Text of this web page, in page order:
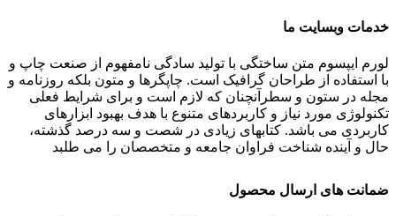
خدمات وبسایت ما
لورم ایپسوم متن ساختگی با تولید سادگی نامفهوم از صنعت چاپ و
با استفاده از طراحان گرافیک است. چاپگرها و متون بلکه روزنامه و
مجله در ستون و سطرآنچنان که لازم است و برای شرایط فعلی
تکنولوژی مورد نیاز و کاربردهای متنوع با هدف بهبود ابزارهای
کاربردی می باشد. کتابهای زیادی در شصت و سه درصد گذشته،
حال و آینده شناخت فراوان جامعه و متخصصان را می طلبد
ضمانت های ارسال محصول